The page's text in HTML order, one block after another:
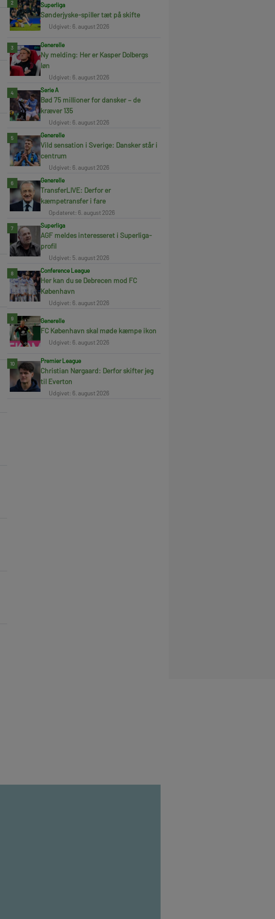
2 Superliga
Sønderjyske-spiller tæt på skifte
Udgivet: 6. august 2026
3 Generelle
Ny melding: Her er Kasper Dolbergs
løn
Udgivet: 6. august 2026
4 Serie A
Bød 75 millioner for dansker – de
kræver 135
Udgivet: 6. august 2026
5 Generelle
Vild sensation i Sverige: Dansker står i
centrum
Udgivet: 6. august 2026
6 Generelle
TransferLIVE: Derfor er
kæmpetransfer i fare
Opdateret: 6. august 2026
7 Superliga
AGF meldes interesseret i Superliga-
profil
Udgivet: 5. august 2026
8 Conference League
Her kan du se Debrecen mod FC
København
Udgivet: 6. august 2026
9 Generelle
FC København skal møde kæmpe ikon
Udgivet: 6. august 2026
10 Premier League
Christian Nørgaard: Derfor skifter jeg
til Everton
Udgivet: 6. august 2026